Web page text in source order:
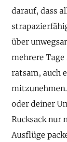
darauf, dass
über
mehrere
ratsam, auch
oder deiner
Rucksack nur
Ausflüge